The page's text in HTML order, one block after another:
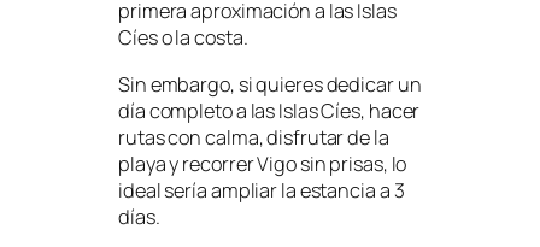
primera aproximación a las Islas
Cíes o la costa.
Sin embargo, si quieres dedicar un
día completo a las Islas Cíes, hacer
rutas con calma, disfrutar de la
playa y recorrer Vigo sin prisas, lo
ideal sería ampliar la estancia a 3
días.